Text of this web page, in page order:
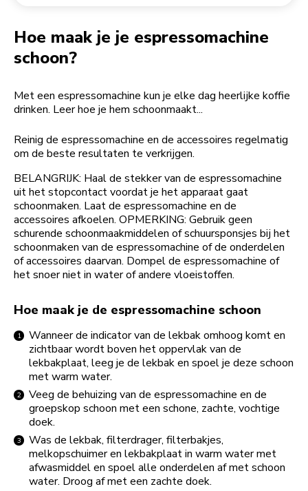
Hoe maak je je espressomachine
schoon?
Met een espressomachine kun je elke dag heerlijke koffie
drinken. Leer hoe je hem schoonmaakt...
Reinig de espressomachine en de accessoires regelmatig
om de beste resultaten te verkrijgen.
BELANGRIJK: Haal de stekker van de espressomachine
uit het stopcontact voordat je het apparaat gaat
schoonmaken. Laat de espressomachine en de
accessoires afkoelen. OPMERKING: Gebruik geen
schurende schoonmaakmiddelen of schuursponsjes bij het
schoonmaken van de espressomachine of de onderdelen
of accessoires daarvan. Dompel de espressomachine of
het snoer niet in water of andere vloeistoffen.
Hoe maak je de espressomachine schoon
Wanneer de indicator van de lekbak omhoog komt en
zichtbaar wordt boven het oppervlak van de
lekbakplaat, leeg je de lekbak en spoel je deze schoon
met warm water.
Veeg de behuizing van de espressomachine en de
groepskop schoon met een schone, zachte, vochtige
doek.
Was de lekbak, filterdrager, filterbakjes,
melkopschuimer en lekbakplaat in warm water met
afwasmiddel en spoel alle onderdelen af met schoon
water. Droog af met een zachte doek.